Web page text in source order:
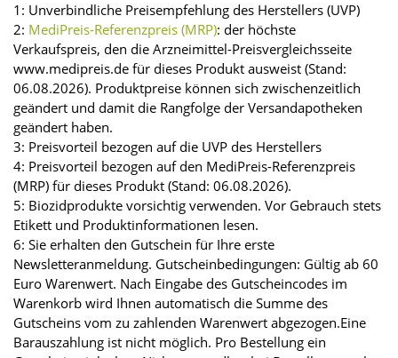
1: Unverbindliche Preisempfehlung des Herstellers (UVP)
2: MediPreis-Referenzpreis (MRP): der höchste
Verkaufspreis, den die Arzneimittel-Preisvergleichsseite
www.medipreis.de für dieses Produkt ausweist (Stand:
06.08.2026). Produktpreise können sich zwischenzeitlich
geändert und damit die Rangfolge der Versandapotheken
geändert haben.
3: Preisvorteil bezogen auf die UVP des Herstellers
4: Preisvorteil bezogen auf den MediPreis-Referenzpreis
(MRP) für dieses Produkt (Stand: 06.08.2026).
5: Biozidprodukte vorsichtig verwenden. Vor Gebrauch stets
Etikett und Produktinformationen lesen.
6: Sie erhalten den Gutschein für Ihre erste
Newsletteranmeldung. Gutscheinbedingungen: Gültig ab 60
Euro Warenwert. Nach Eingabe des Gutscheincodes im
Warenkorb wird Ihnen automatisch die Summe des
Gutscheins vom zu zahlenden Warenwert abgezogen.Eine
Barauszahlung ist nicht möglich. Pro Bestellung ein